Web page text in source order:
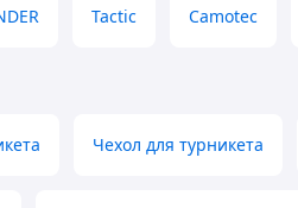
Tactic Camotec
Чехол для турникета